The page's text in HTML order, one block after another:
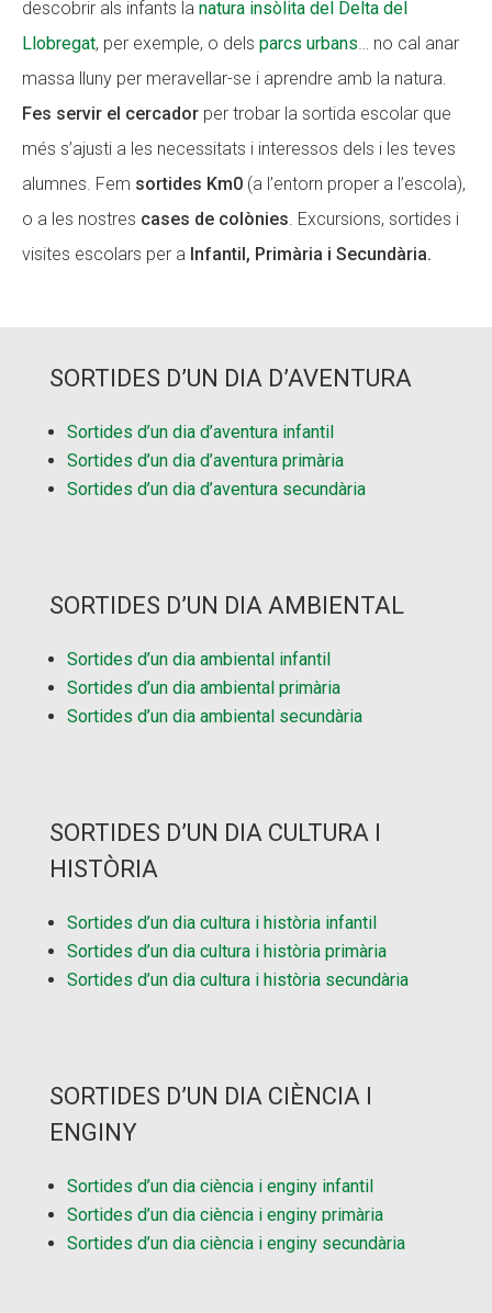
descobrir als infants la natura insòlita del Delta del
Llobregat, per exemple, o dels parcs urbans… no cal anar
massa lluny per meravellar-se i aprendre amb la natura.
Fes servir el cercador per trobar la sortida escolar que
més s’ajusti a les necessitats i interessos dels i les teves
alumnes. Fem sortides Km0 (a l’entorn proper a l’escola),
o a les nostres cases de colònies. Excursions, sortides i
visites escolars per a Infantil, Primària i Secundària.
SORTIDES D’UN DIA D’AVENTURA
Sortides d’un dia d’aventura infantil
Sortides d’un dia d’aventura primària
Sortides d’un dia d’aventura secundària
SORTIDES D’UN DIA AMBIENTAL
Sortides d’un dia ambiental infantil
Sortides d’un dia ambiental primària
Sortides d’un dia ambiental secundària
SORTIDES D’UN DIA CULTURA I
HISTÒRIA
Sortides d’un dia cultura i història infantil
Sortides d’un dia cultura i història primària
Sortides d’un dia cultura i història secundària
SORTIDES D’UN DIA CIÈNCIA I
ENGINY
Sortides d’un dia ciència i enginy infantil
Sortides d’un dia ciència i enginy primària
Sortides d’un dia ciència i enginy secundària